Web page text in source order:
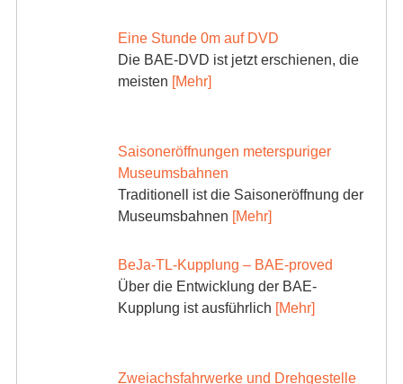
Eine Stunde 0m auf DVD
Die BAE-DVD ist jetzt erschienen, die
meisten [Mehr]
Saisoneröffnungen meterspuriger
Museumsbahnen
Traditionell ist die Saisoneröffnung der
Museumsbahnen [Mehr]
BeJa-TL-Kupplung – BAE-proved
Über die Entwicklung der BAE-
Kupplung ist ausführlich [Mehr]
Zweiachsfahrwerke und Drehgestelle